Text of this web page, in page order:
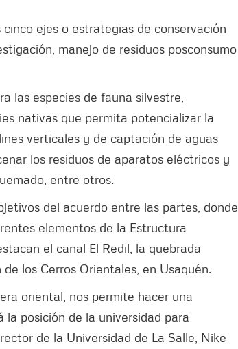
ejes o estrategias de conservación
manejo de residuos posconsumo
las especies de fauna silvestre,
nativas que permita potencializar la
verticales y de captación de aguas
los residuos de aparatos eléctricos y
entre otros.
del acuerdo entre las partes, donde
elementos de la Estructura
el canal El Redil, la quebrada
los Cerros Orientales, en Usaquén.
oriental, nos permite hacer una
posición de la universidad para
de la Universidad de La Salle, Nike